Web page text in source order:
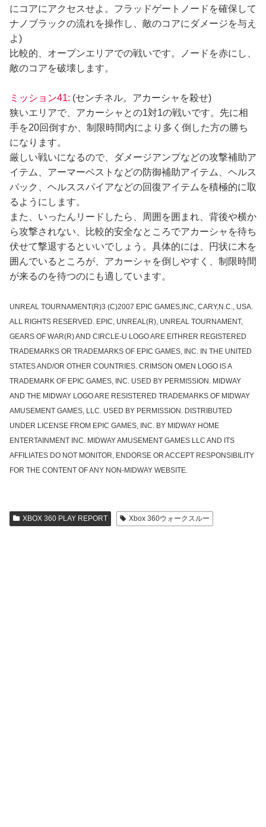
にコアにアクセスせよ。フラッドゲートノードを確保して
ナノブラックの流れを操作し、敵のコアにダメージを与え
よ)
比較的、オープンエリアでの戦いです。ノードを赤にし、
敵のコアを破壊します。
ミッション41: (センチネル。アカーシャを殺せ)
狭いエリアで、アカーシャとの1対1の戦いです。先に相
手を20回倒すか、制限時間内により多く倒した方の勝ち
になります。
厳しい戦いになるので、ダメージアンプなどの攻撃補助ア
イテム、アーマーベストなどの防御補助アイテム、ヘルス
パック、ヘルススパイアなどの回復アイテムを積極的に取
るようにします。
また、いったんリードしたら、周囲を囲まれ、背後や横か
ら攻撃されない、比較的安全なところでアカーシャを待ち
伏せて撃退するといいでしょう。具体的には、円状に木を
囲んでいるところが、アカーシャを倒しやすく、制限時間
が来るのを待つのにも適しています。
UNREAL TOURNAMENT(R)3 (C)2007 EPIC GAMES,INC, CARY,N.C., USA.
ALL RIGHTS RESERVED. EPIC, UNREAL(R), UNREAL TOURNAMENT,
GEARS OF WAR(R) AND CIRCLE-U LOGO ARE EITHRER REGISTERED
TRADEMARKS OR TRADEMARKS OF EPIC GAMES, INC. IN THE UNITED
STATES AND/OR OTHER COUNTRIES. CRIMSON OMEN LOGO IS A
TRADEMARK OF EPIC GAMES, INC. USED BY PERMISSION. MIDWAY
AND THE MIDWAY LOGO ARE RESISTERED TRADEMARKS OF MIDWAY
AMUSEMENT GAMES, LLC. USED BY PERMISSION. DISTRIBUTED
UNDER LICENSE FROM EPIC GAMES, INC. BY MIDWAY HOME
ENTERTAINMENT INC. MIDWAY AMUSEMENT GAMES LLC AND ITS
AFFILIATES DO NOT MONITOR, ENDORSE OR ACCEPT RESPONSIBILITY
FOR THE CONTENT OF ANY NON-MIDWAY WEBSITE.
XBOX 360 PLAY REPORT Xbox 360ウォークスルー